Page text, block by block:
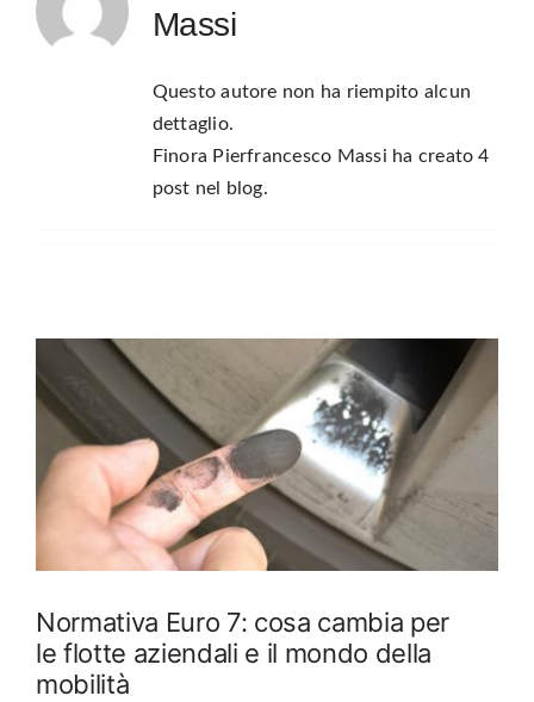
Massi
Questo autore non ha riempito alcun
dettaglio.
Finora Pierfrancesco Massi ha creato 4
post nel blog.
Normativa Euro 7: cosa cambia per
le flotte aziendali e il mondo della
mobilità